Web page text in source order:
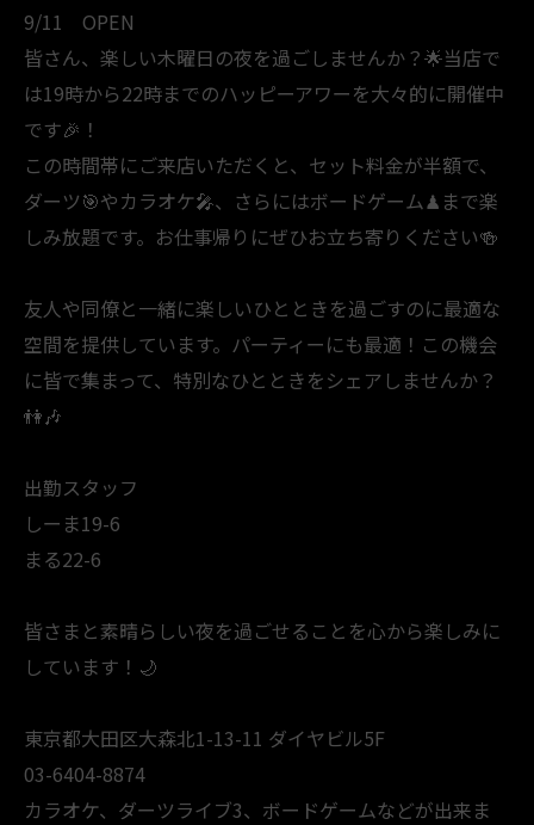
9/11 OPEN
皆さん、楽しい木曜日の夜を過ごしませんか？🌟当店で
は19時から22時までのハッピーアワーを大々的に開催中
です🎉！
この時間帯にご来店いただくと、セット料金が半額で、
ダーツ🎯やカラオケ🎤、さらにはボードゲーム♟まで楽
しみ放題です。お仕事帰りにぜひお立ち寄りください🍻
友人や同僚と一緒に楽しいひとときを過ごすのに最適な
空間を提供しています。パーティーにも最適！この機会
に皆で集まって、特別なひとときをシェアしませんか？
👫🎶
出勤スタッフ
しーま19-6
まる22-6
皆さまと素晴らしい夜を過ごせることを心から楽しみに
しています！🌙
東京都大田区大森北1-13-11 ダイヤビル5F
03-6404-8874
カラオケ、ダーツライブ3、ボードゲームなどが出来ま